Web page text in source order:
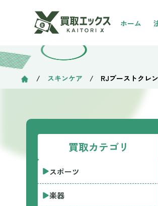
ホーム
/ スキンケア / RJブーストクレン
買取カテゴリ
スポーツ
楽器